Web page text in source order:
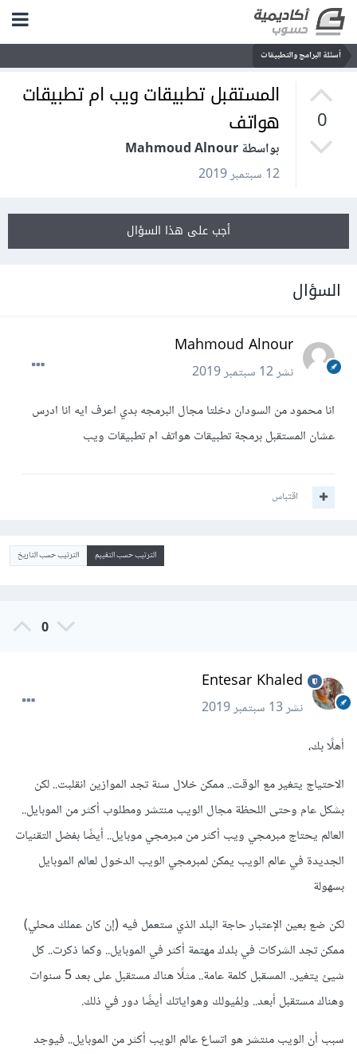
أسئلة البرامج والتطبيقات
0
المستقبل تطبيقات ويب ام تطبيقات
هواتف
بواسطة Mahmoud Alnour
12 سبتمبر 2019
أجب على هذا السؤال
السؤال
Mahmoud Alnour
نشر12 سبتمبر 2019
انا محمود من السودان دخلتا مجال البرمجه بدي اعرف ايه انا ادرس
عشان المستقبل برمجة تطبيقات هواتف ام تطبيقات ويب
اقتباس
الترتيب حسب التقييم الترتيب حسب التاريخ
0
Entesar Khaled
نشر13 سبتمبر 2019
أهلًا بك،
الاحتياج يتغير مع الوقت.. ممكن خلال سنة تجد الموازين انقلبت.. لكن
بشكل عام وحتى اللحظة مجال الويب منتشر ومطلوب أكثر من الموبايل..
العالم يحتاج مبرمجي ويب أكثر من مبرمجي موبايل.. أيضًا بفضل التقنيات
الجديدة في عالم الويب يمكن لمبرمجي الويب الدخول لعالم الموبايل
بسهولة
لكن ضع بعين الإعتبار حاجة البلد الذي ستعمل فيه (إن كان عملك محلي)
ممكن تجد الشركات في بلدك مهتمة أكثر في الموبايل.. وكما ذكرت.. كل
شيئ يتغير.. المسقبل كلمة عامة.. مثلًا هناك مستقبل على بعد 5 سنوات
وهناك مستقبل أبعد.. ولِمُيولك وهواياتك أيضًا دور في ذلك.
سبب أن الويب منتشر هو اتساع عالم الويب أكثر من الموبايل.. فيوجد